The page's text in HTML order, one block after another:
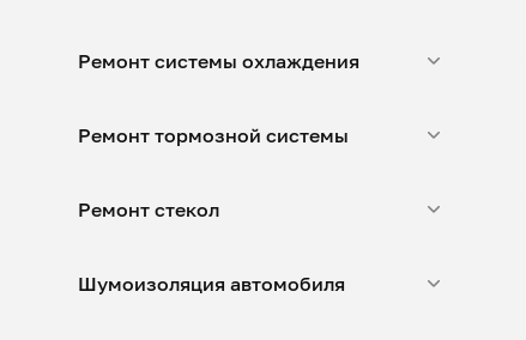
Ремонт системы охлаждения
Ремонт тормозной системы
Ремонт стекол
Шумоизоляция автомобиля